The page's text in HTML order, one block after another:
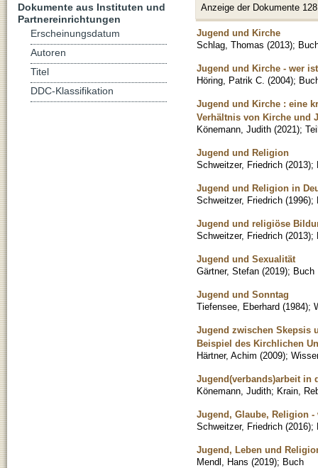
Anzeige der Dokumente
Jugend und Kirche
Schlag, Thomas (2013);
Jugend und Kirche - wer
Höring, Patrik C. (2004);
Jugend und Kirche : eine
Verhältnis von Kirche und
Könemann, Judith (2021);
Jugend und Religion
Schweitzer, Friedrich (2013);
Jugend und Religion in
Schweitzer, Friedrich (1996);
Jugend und religiöse
Schweitzer, Friedrich (2013);
Jugend und Sexualität
Gärtner, Stefan (2019); Buch
Jugend und Sonntag
Tiefensee, Eberhard (1984);
Jugend zwischen Skepsis
Beispiel des Kirchlichen
Härtner, Achim (2009);
Jugend(verbands)arbeit in
Könemann, Judith; Krain,
Jugend, Glaube, Religion
Schweitzer, Friedrich (2016);
Jugend, Leben und
Mendl, Hans (2019); Buch
Dokumente aus Instituten und
Partnereinrichtungen
Erscheinungsdatum
Autoren
Titel
DDC-Klassifikation